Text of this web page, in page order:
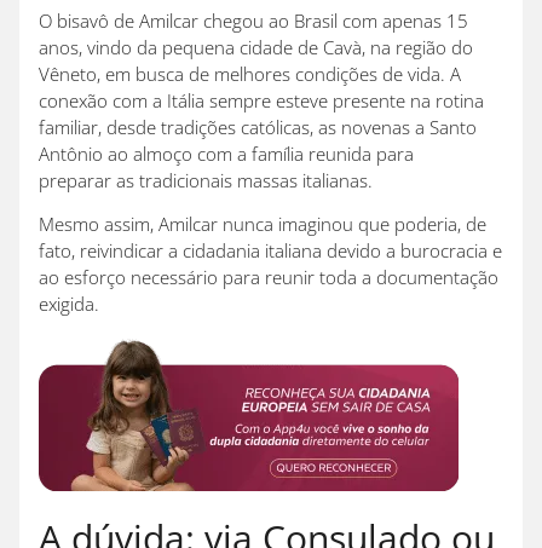
O bisavô de Amilcar chegou ao Brasil com apenas 15
anos, vindo da pequena cidade de Cavà, na região do
Vêneto, em busca de melhores condições de vida. A
conexão com a Itália sempre esteve presente na rotina
familiar, desde tradições católicas, as novenas a Santo
Antônio ao almoço com a família reunida para
preparar as tradicionais massas italianas.
Mesmo assim, Amilcar nunca imaginou que poderia, de
fato, reivindicar a cidadania italiana devido a burocracia e
ao esforço necessário para reunir toda a documentação
exigida.
A dúvida: via Consulado ou